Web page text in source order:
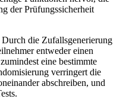
der Prüfungssicherheit
Durch die Zufallsgenerierung
entweder einen
eine bestimmte
verringert die
abschreiben, und